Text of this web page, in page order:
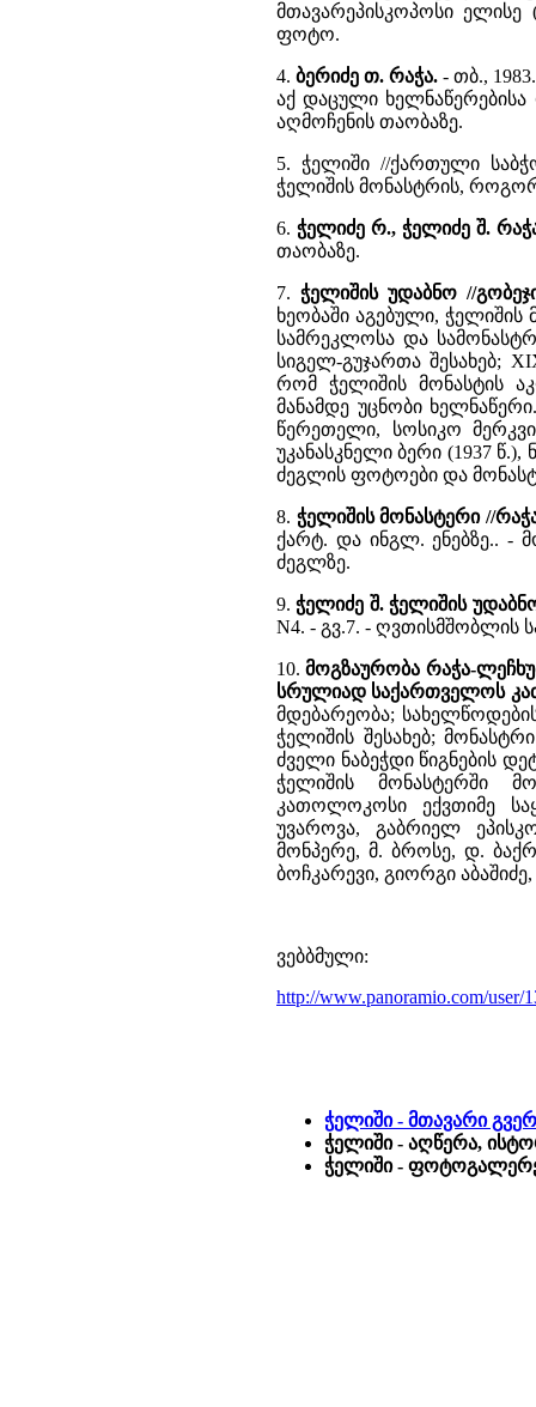
მთავარეპისკოპოსი ელისე
ფოტო.
4.ბერიძე თ. რაჭა. - თბ.,
აქ დაცული
აღმოჩენის თაობაზე.
5. ჭელიში //ქართული
ჭელიშის მონასტრის,
6.ჭელიძე რ., ჭელიძე შ.
თაობაზე.
7. ჭელიშის უდაბნო //
ხეობაში აგებული,
სამრეკლოსა და
სიგელ-გუჯართა შესახებ;
რომ ჭელიშის მონასტის
მანამდე უცნობი
წერეთელი, სოსიკო
უკანასკნელი ბერი (1937
ძეგლის ფოტოები და
8. ჭელიშის მონასტერი //
ქარტ. და ინგლ. ენებზე.. -
ძეგლზე.
9.ჭელიძე შ. ჭელიშის
N4. - გვ.7. - ღვთისმშობლის
10.მოგზაურობა რაჭა-
სრულიად საქართველოს
მდებარეობა;
ჭელიშის შესახებ;
ძველი ნაბეჭდი წიგნების
ჭელიშის მონასტერში
კათოლოკოსი ექვთიმე
უვაროვა, გაბრიელ
მონპერე, მ. ბროსე, დ.
ბოჩკარევი, გიორგი
ვებბმული:
http://www.panoramio.com/user/
ჭელიში - მთავარი
ჭელიში - აღწერა,
ჭელიში -